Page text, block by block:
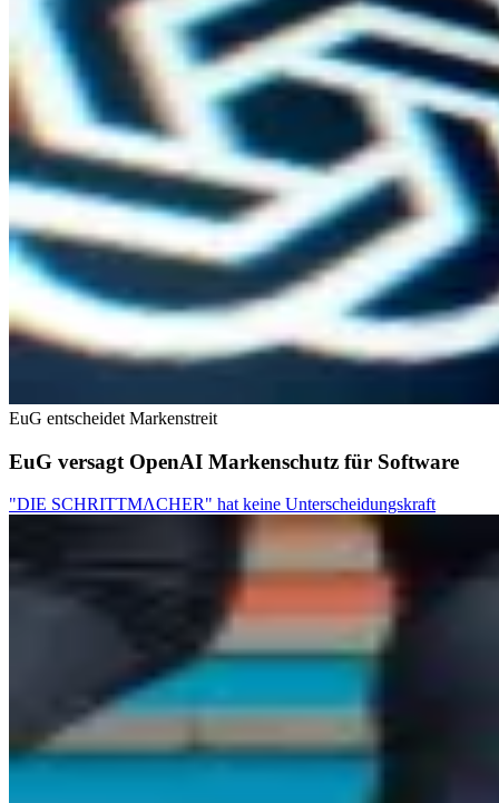
EuG entscheidet Markenstreit
EuG versagt OpenAI Markenschutz für Software
"DIE SCHRITTMΛCHER" hat keine Unterscheidungskraft